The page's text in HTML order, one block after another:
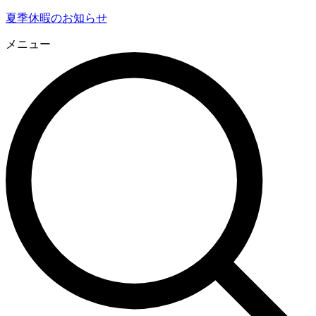
夏季休暇のお知らせ
メニュー